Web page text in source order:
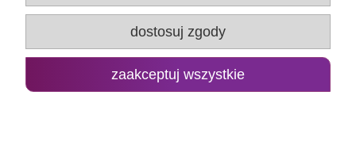
dostosuj zgody
zaakceptuj wszystkie